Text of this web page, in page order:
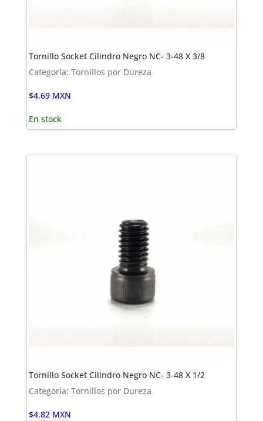
Tornillo Socket Cilindro Negro NC- 3-48 X 3/8
Categoría: Tornillos por Dureza
$4.69 MXN
En stock
Tornillo Socket Cilindro Negro NC- 3-48 X 1/2
Categoría: Tornillos por Dureza
$4.82 MXN